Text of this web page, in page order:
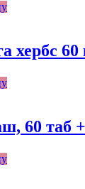
хербс 60
60 таб